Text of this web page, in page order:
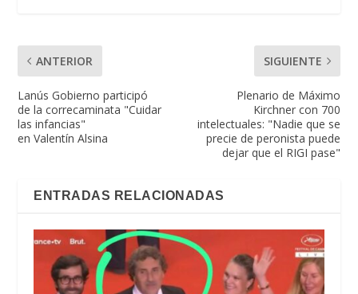
ANTERIOR
Lanús Gobierno participó
de la correcaminata "Cuidar
las infancias"
en Valentín Alsina
SIGUIENTE
Plenario de Máximo
Kirchner con 700
intelectuales: "Nadie que se
precie de peronista puede
dejar que el RIGI pase"
ENTRADAS RELACIONADAS